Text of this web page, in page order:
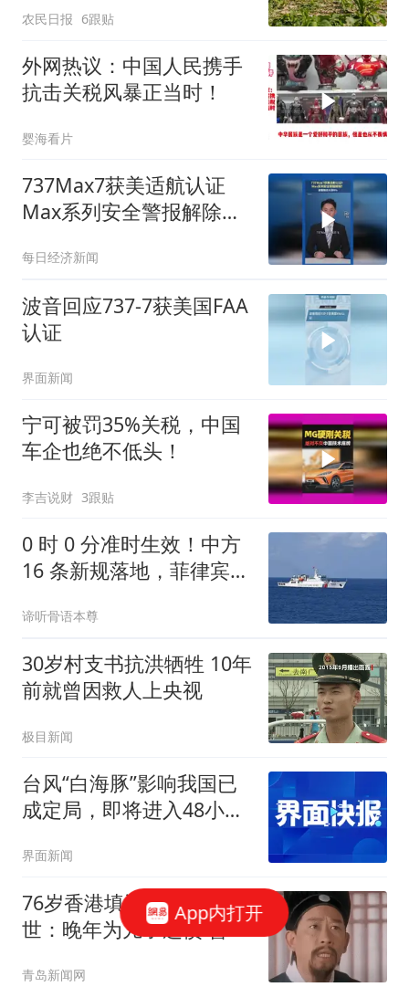
农民日报 6跟贴
外网热议：中国人民携手
抗击关税风暴正当时！
婴海看片
737Max7获美适航认证
Max系列安全警报解除？
每日经济新闻
波音回应737-7获美国FAA
认证
界面新闻
宁可被罚35%关税，中国
车企也绝不低头！
李吉说财 3跟贴
0 时 0 分准时生效！中方
16 条新规落地，菲律宾船
谛听骨语本尊
30岁村支书抗洪牺牲 10年
前就曾因救人上央视
极目新闻
台风“白海豚”影响我国已
成定局，即将进入48小时
界面新闻
76岁香港填词人黎彼得去
世：晚年为儿子还债 曾想
青岛新闻网
App内打开